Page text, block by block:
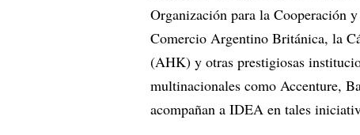
Organización para la Cooperación
Comercio Argentino Británica, la
(AHK) y otras prestigiosas
multinacionales como Accenture,
acompañan a IDEA en tales